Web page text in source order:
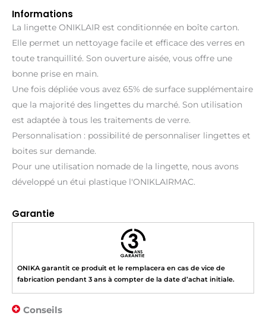
Informations
La lingette ONIKLAIR est conditionnée en boîte carton.
Elle permet un nettoyage facile et efficace des verres en
toute tranquillité. Son ouverture aisée, vous offre une
bonne prise en main.
Une fois dépliée vous avez 65% de surface supplémentaire
que la majorité des lingettes du marché. Son utilisation
est adaptée à tous les traitements de verre.
Personnalisation : possibilité de personnaliser lingettes et
boites sur demande.
Pour une utilisation nomade de la lingette, nous avons
développé un étui plastique l'ONIKLAIRMAC.
Garantie
ONIKA garantit ce produit et le remplacera en cas de vice de
fabrication pendant 3 ans à compter de la date d’achat initiale.
Conseils